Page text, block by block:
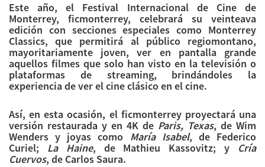
Este año, el Festival Internacional de Cine de
Monterrey, ficmonterrey, celebrará su veinteava
edición con secciones especiales como Monterrey
Classics, que permitirá al público regiomontano,
mayoritariamente joven, ver en pantalla grande
aquellos filmes que solo han visto en la televisión o
plataformas de streaming, brindándoles la
experiencia de ver el cine clásico en el cine.
Así, en esta ocasión, el ficmonterrey proyectará una
versión restaurada y en 4K de Paris, Texas, de Wim
Wenders y joyas como María Isabel, de Federico
Curiel; La Haine, de Mathieu Kassovitz; y Cría
Cuervos, de Carlos Saura.